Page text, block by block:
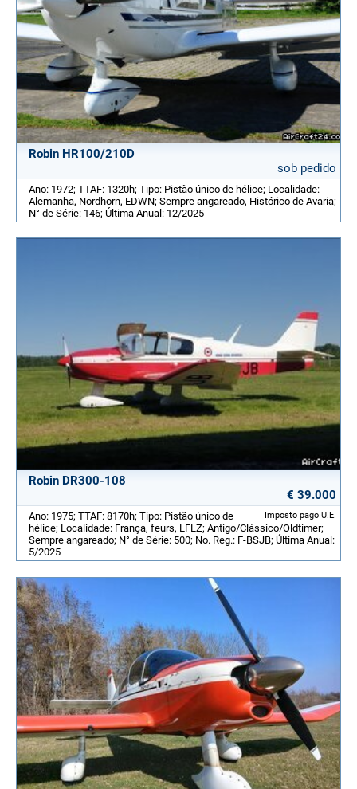
Robin HR100/210D
sob pedido
Ano: 1972; TTAF: 1320h; Tipo: Pistão único de hélice; Localidade:
Alemanha, Nordhorn, EDWN; Sempre angareado, Histórico de Avaria;
N° de Série: 146; Última Anual: 12/2025
Robin DR300-108
€ 39.000
Imposto pago U.E.
Ano: 1975; TTAF: 8170h; Tipo: Pistão único de
hélice; Localidade: França, feurs, LFLZ; Antigo/Clássico/Oldtimer;
Sempre angareado; N° de Série: 500; No. Reg.: F-BSJB; Última Anual:
5/2025